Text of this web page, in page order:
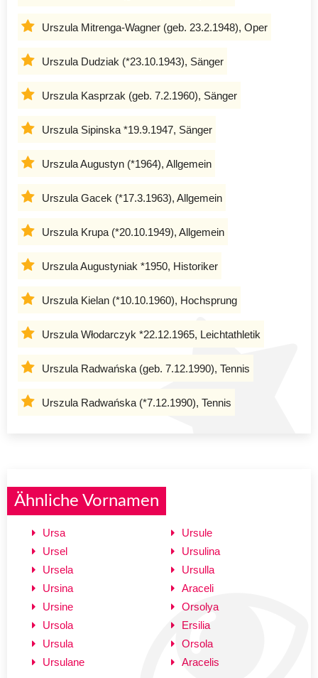
Urszula Mitrenga-Wagner (geb. 23.2.1948), Oper
Urszula Dudziak (*23.10.1943), Sänger
Urszula Kasprzak (geb. 7.2.1960), Sänger
Urszula Sipinska *19.9.1947, Sänger
Urszula Augustyn (*1964), Allgemein
Urszula Gacek (*17.3.1963), Allgemein
Urszula Krupa (*20.10.1949), Allgemein
Urszula Augustyniak *1950, Historiker
Urszula Kielan (*10.10.1960), Hochsprung
Urszula Włodarczyk *22.12.1965, Leichtathletik
Urszula Radwańska (geb. 7.12.1990), Tennis
Urszula Radwańska (*7.12.1990), Tennis
Ähnliche Vornamen
Ursa
Ursel
Ursela
Ursina
Ursine
Ursola
Ursula
Ursulane
Ursule
Ursulina
Ursulla
Araceli
Orsolya
Ersilia
Orsola
Aracelis